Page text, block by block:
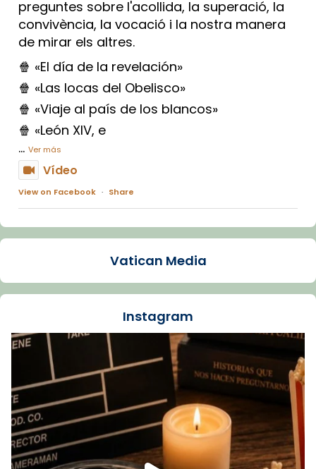
preguntes sobre l'acollida, la superació, la
convivència, la vocació i la nostra manera
de mirar els altres.
🍿 «El día de la revelación»
🍿 «Las locas del Obelisco»
🍿 «Viaje al país de los blancos»
🍿 «León XIV, e
... Ver más
Vídeo
View on Facebook · Share
Arquebisbat de Barcelona
La Carmina va patir depressió. Fa gairebé
dos mesos, a l'Estadi Lluís Companys, la
Recupera l'entrevista comp
Vatican
tican News 👇
www.vaticannews.va/es/iglesia/news/2026-
07/carmina-historia-depresion-papa-viaje-
espana-testimoni...
Foto
Vatican Media
Instagram